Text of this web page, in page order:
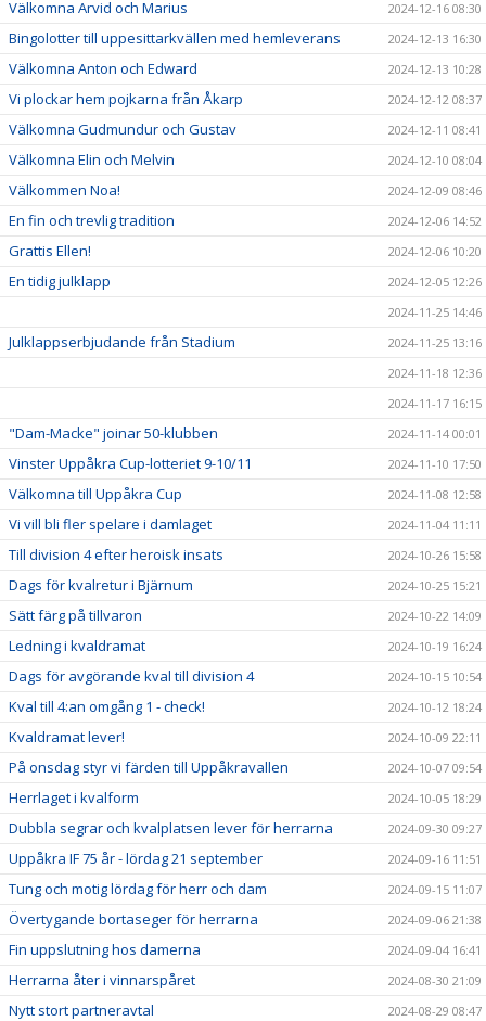
Välkomna Arvid och Marius 2024-12-16 08:30
Bingolotter till uppesittarkvällen med hemleverans 2024-12-13 16:30
Välkomna Anton och Edward 2024-12-13 10:28
Vi plockar hem pojkarna från Åkarp 2024-12-12 08:37
Välkomna Gudmundur och Gustav 2024-12-11 08:41
Välkomna Elin och Melvin 2024-12-10 08:04
Välkommen Noa! 2024-12-09 08:46
En fin och trevlig tradition 2024-12-06 14:52
Grattis Ellen! 2024-12-06 10:20
En tidig julklapp
2024-12-05 12:26
2024-11-25 14:46
Julklappserbjudande från Stadium
2024-11-25 13:16
2024-11-18 12:36
2024-11-17 16:15
"Dam-Macke" joinar 50-klubben 2024-11-14 00:01
Vinster Uppåkra Cup-lotteriet 9-10/11 2024-11-10 17:50
Välkomna till Uppåkra Cup 2024-11-08 12:58
Vi vill bli fler spelare i damlaget 2024-11-04 11:11
Till division 4 efter heroisk insats 2024-10-26 15:58
Dags för kvalretur i Bjärnum 2024-10-25 15:21
Sätt färg på tillvaron 2024-10-22 14:09
Ledning i kvaldramat 2024-10-19 16:24
Dags för avgörande kval till division 4 2024-10-15 10:54
Kval till 4:an omgång 1 - check! 2024-10-12 18:24
Kvaldramat lever! 2024-10-09 22:11
På onsdag styr vi färden till Uppåkravallen 2024-10-07 09:54
Herrlaget i kvalform 2024-10-05 18:29
Dubbla segrar och kvalplatsen lever för herrarna 2024-09-30 09:27
Uppåkra IF 75 år - lördag 21 september 2024-09-16 11:51
Tung och motig lördag för herr och dam 2024-09-15 11:07
Övertygande bortaseger för herrarna 2024-09-06 21:38
Fin uppslutning hos damerna 2024-09-04 16:41
Herrarna åter i vinnarspåret 2024-08-30 21:09
Nytt stort partneravtal 2024-08-29 08:47